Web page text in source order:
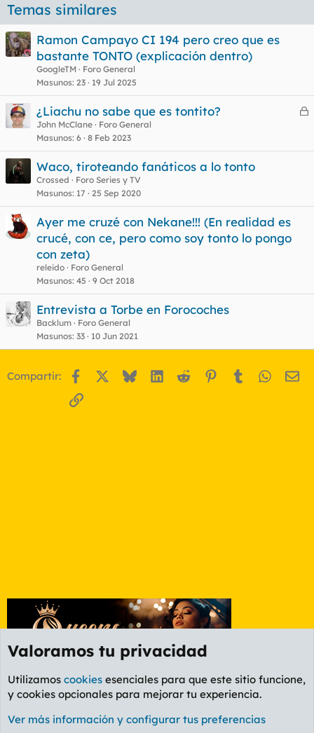
Temas similares
Ramon Campayo CI 194 pero creo que es
bastante TONTO (explicación dentro)
GoogleTM
Foro General
Masunos 23 19 Jul 2025
C
r
¿Liachu no sabe que es tontito?
John McClane
Foro General
Masunos 6 8 Feb 2023
Waco, tiroteando fanáticos a lo tonto
Crossed
Foro Series y TV
Masunos 17 25 Sep 2020
Ayer me cruzé con Nekane!!! (En realidad es
crucé, con ce, pero como soy tonto lo pongo
con zeta)
releido
Foro General
Masunos 45 9 Oct 2018
Entrevista a Torbe en Forocoches
Backlum
Foro General
Masunos 33 10 Jun 2021
Compartir: Facebook BlueskyLinkedIn
Reddit Pinterest
Tumblr
Enlace
Foro General
Cookies
PL OLDSTYLE AMARILLO
Valoramos tu privacidad
Utilizamos cookies esenciales para que este sitio funcione,
y cookies opcionales para mejorar tu experiencia.
Ver más información y configurar tus preferencias